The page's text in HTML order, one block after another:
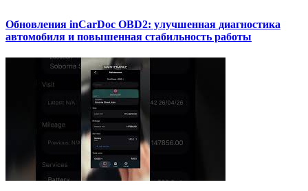
Обновления inCarDoc OBD2: улучшенная диагностика
автомобиля и повышенная стабильность работы